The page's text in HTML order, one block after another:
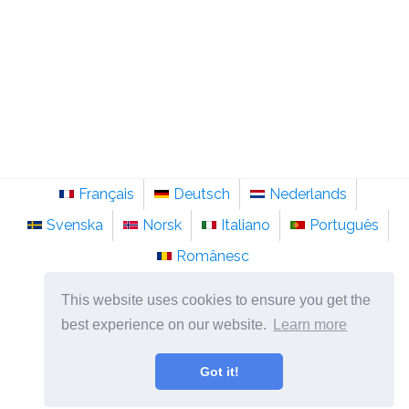
This website uses cookies to ensure you get the
best experience on our website.
Learn more
Got it!
Français Deutsch
Nederlands
Svenska
Norsk Italiano
Português
Românesc
©2026pt.sainte-anastasie.org
Psicologia, filosofia e pensamento sobre a vida.